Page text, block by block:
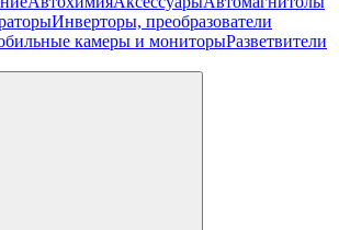
Инверторы, преобразователи
камеры и мониторыРазветвители